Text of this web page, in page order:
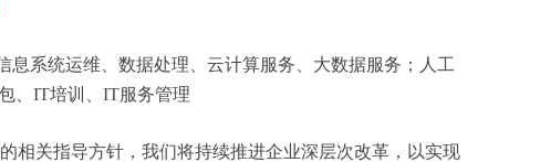
息系统运维、数据处理、云计算服务、大数据服务；人工
、IT培训、IT服务管理
相关指导方针，我们将持续推进企业深层次改革，以实现